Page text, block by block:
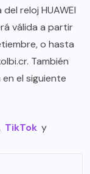
reloj HUAWEI
válida a partir
o hasta
También
el siguiente
TikTok y